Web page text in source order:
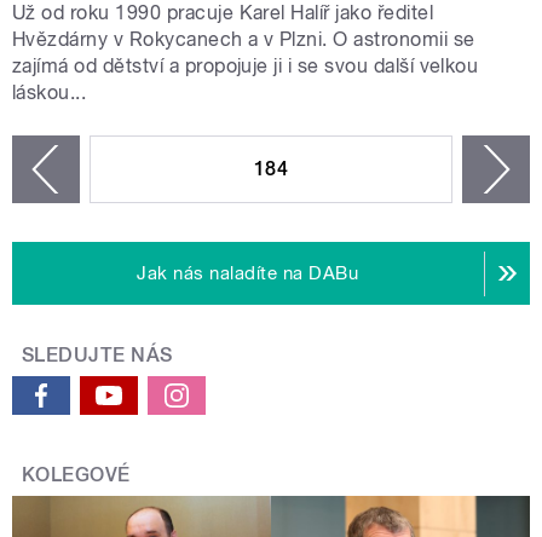
Už od roku 1990 pracuje Karel Halíř jako ředitel
Hvězdárny v Rokycanech a v Plzni. O astronomii se
zajímá od dětství a propojuje ji i se svou další velkou
láskou...
184
Jak nás naladíte na DABu
SLEDUJTE NÁS
KOLEGOVÉ